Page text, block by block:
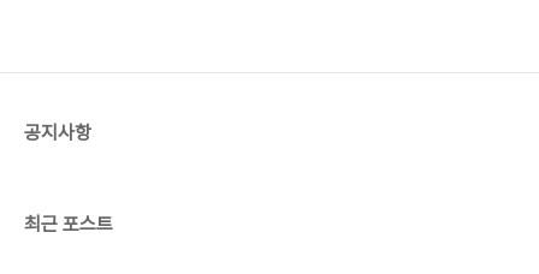
공지사항
최근 포스트